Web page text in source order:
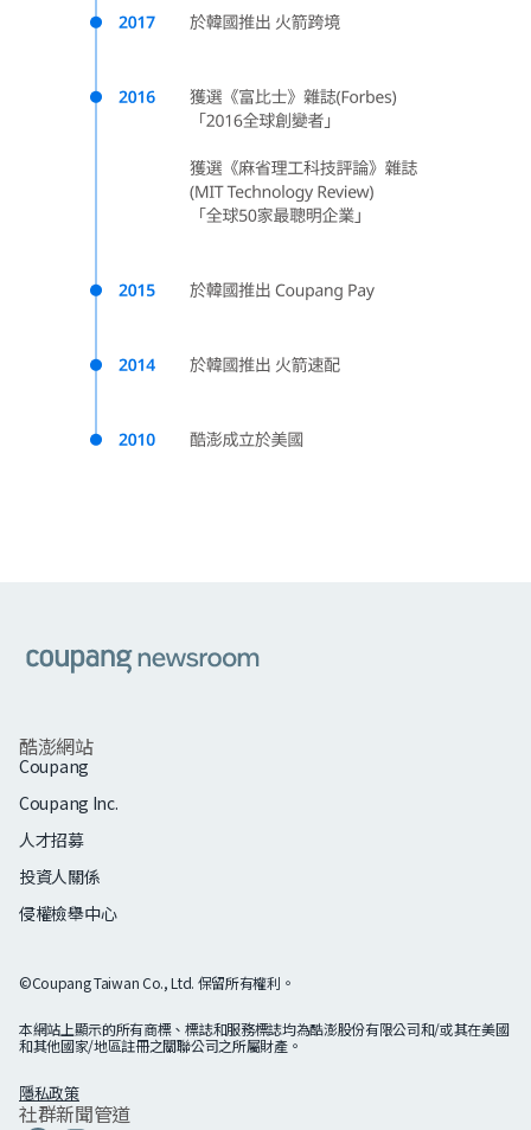
酷澎網站
Coupang
Coupang Inc.
人才招募
投資人關係
侵權檢舉中心
©Coupang Taiwan Co., Ltd. 保留所有權利。
本網站上顯示的所有商標、標誌和服務標誌均為酷澎股份有限公司和/或其在美國
和其他國家/地區註冊之關聯公司之所屬財產。
隱私政策
社群新聞管道